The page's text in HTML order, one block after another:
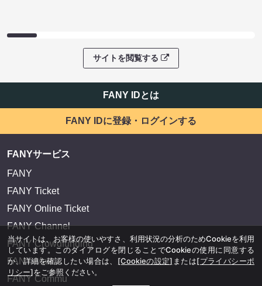
サイトを閲覧する
FANY IDとは
FANY IDに登録・ログインする
FANYサービス
FANY
FANY Ticket
FANY Online Ticket
FANY Channel
FANY Crowdfunding
FANY Mall
FANY Commu
当サイトは、お客様の使いやすさ、利用状況の分析のためCookieを利用
しています。このダイアログを閉じることでCookieの使用に同意する
か、詳細を確認したい場合は、 [Cookieの設定] または[プライバシーポ
リシー]をご参照ください。